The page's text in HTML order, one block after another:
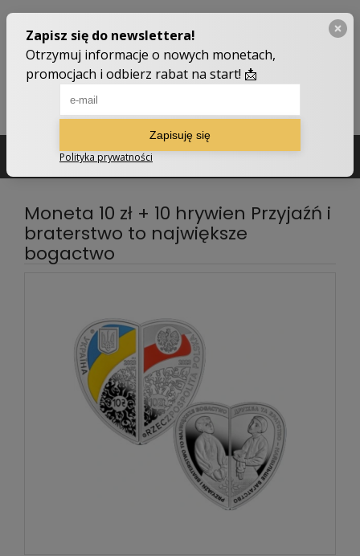
Moneta 10 zł + 10 hrywien Przyjaźń i
braterstwo to największe
bogactwo